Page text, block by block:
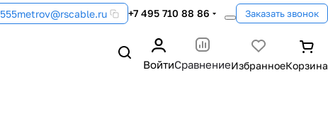
555metrov@rscable.ru +7 495 710 88 86 Заказать звонок
ВойтиСравнение